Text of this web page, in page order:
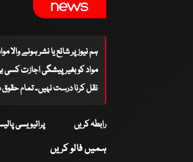
ہم نیوز پر شائع یا نشر ہونے
مواد کو بغیر پیشگی اجازت
نقل کرنا درست نہیں۔ تمام حقوق
رابطہ کریں پرائیویسی
ہمیں فالو کریں